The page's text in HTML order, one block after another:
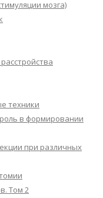
мозга)
техники
в формировании
при различных
Том 2